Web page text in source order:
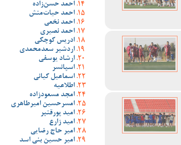
احمد حسن‌زاده
احمد حیات‌منش
احمد نخعی
احمد نصیری
ادریس کوچکی
اردشیر سعدمحمدی
ارشاد یوسفی
اسپانسر
اسماعیل کیانی
اطلاعیه
امجد مسعودزاده
امسرحسین امیرطاهری
امید پورقنبر
امید زارع
امیر حاج رضایی
امیر حسین بنی اسد